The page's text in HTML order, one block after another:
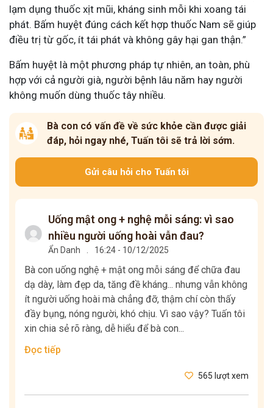
lạm dụng thuốc xịt mũi, kháng sinh mỗi khi xoang tái
phát. Bấm huyệt đúng cách kết hợp thuốc Nam sẽ giúp
điều trị từ gốc, ít tái phát và không gây hại gan thận.”
Bấm huyệt là một phương pháp tự nhiên, an toàn, phù
hợp với cả người già, người bệnh lâu năm hay người
không muốn dùng thuốc tây nhiều.
Bà con có vấn đề về sức khỏe cần được giải
đáp, hỏi ngay nhé, Tuấn tôi sẽ trả lời sớm.
Gửi câu hỏi cho Tuấn tôi
Uống mật ong + nghệ mỗi sáng: vì sao
nhiều người uống hoài vẫn đau?
Ẩn Danh 16:24 - 10/12/2025
Bà con uống nghệ + mật ong mỗi sáng để chữa đau
dạ dày, làm đẹp da, tăng đề kháng... nhưng vẫn không
ít người uống hoài mà chẳng đỡ, thậm chí còn thấy
đầy bụng, nóng người, khó chịu. Vì sao vậy? Tuấn tôi
xin chia sẻ rõ ràng, dễ hiểu để bà con...
Đọc tiếp
565 lượt xem